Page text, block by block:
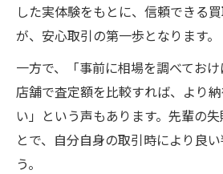
した実体験をもとに、信頼できる
が、安心取引の第一歩となります。
一方で、「事前に相場を調べてお
店舗で査定額を比較すれば、より
い」という声もあります。先輩の
とで、自分自身の取引時により良
う。